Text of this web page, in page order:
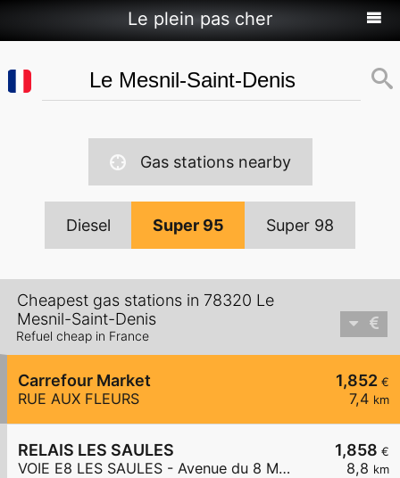
Le plein pas cher
Gas stations nearby
Diesel Super 95 Super 98
Cheapest gas stations in 78320 Le
Mesnil-Saint-Denis
Refuel cheap in France
1,852 €
7,4 km
Carrefour Market
RUE AUX FLEURS
1,858 €
8,8 km
RELAIS LES SAULES
VOIE E8 LES SAULES - Avenue du 8 Mai 1945